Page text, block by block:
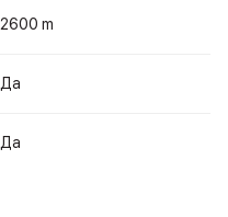
2600 m
Да
Да